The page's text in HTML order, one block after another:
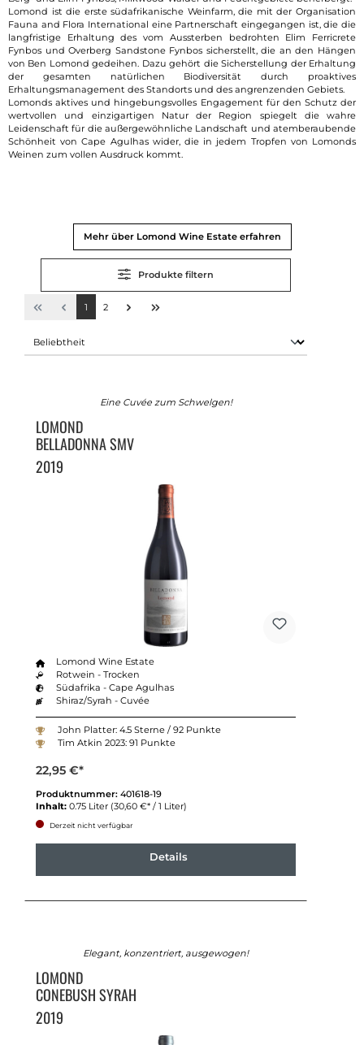
Lomond ist die erste südafrikanische Weinfarm, die mit der Organisation
Fauna and Flora International eine Partnerschaft eingegangen ist, die die
langfristige Erhaltung des vom Aussterben bedrohten Elim Ferricrete
Fynbos und Overberg Sandstone Fynbos sicherstellt, die an den Hängen
von Ben Lomond gedeihen. Dazu gehört die Sicherstellung der Erhaltung
der gesamten natürlichen Biodiversität durch proaktives
Erhaltungsmanagement des Standorts und des angrenzenden Gebiets.
Lomonds aktives und hingebungsvolles Engagement für den Schutz der
wertvollen und einzigartigen Natur der Region spiegelt die wahre
Leidenschaft für die außergewöhnliche Landschaft und atemberaubende
Schönheit von Cape Agulhas wider, die in jedem Tropfen von Lomonds
Weinen zum vollen Ausdruck kommt.
Mehr über Lomond Wine Estate erfahren
Produkte filtern
1 2
Eine Cuvée zum Schwelgen!
LOMOND
BELLADONNA SMV
2019
Lomond Wine Estate
Rotwein - Trocken
Südafrika - Cape Agulhas
Shiraz/Syrah - Cuvée
John Platter: 4.5 Sterne / 92 Punkte
Tim Atkin 2023: 91 Punkte
22,95 €*
Produktnummer: 401618-19
Inhalt: 0.75 Liter (30,60 €* / 1 Liter)
Derzeit nicht verfügbar
Details
Elegant, konzentriert, ausgewogen!
LOMOND
CONEBUSH SYRAH
2019